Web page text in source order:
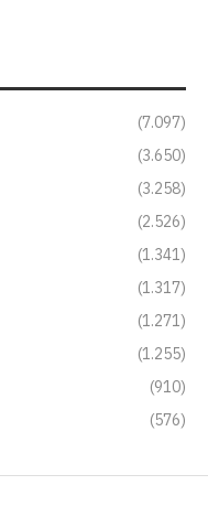
(7.097)
(3.650)
(3.258)
(2.526)
(1.341)
(1.317)
(1.271)
(1.255)
(910)
(576)